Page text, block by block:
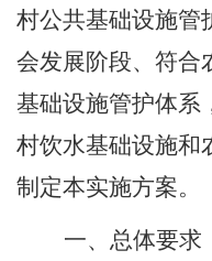
村公共基础设施管
会发展阶段、符合
基础设施管护体系
村饮水基础设施和
制定本实施方案。
一、总体要求